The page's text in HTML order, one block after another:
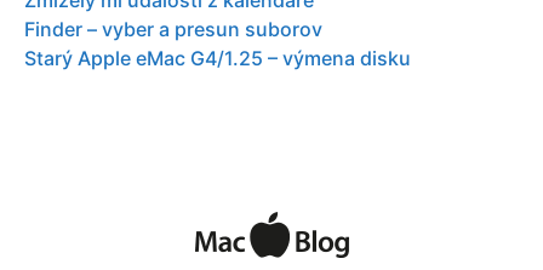
Finder – vyber a presun suborov
Starý Apple eMac G4/1.25 – výmena disku